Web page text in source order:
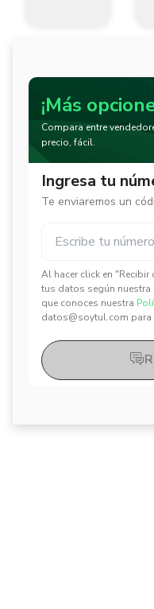
¡Más
Compara entre
precio, fácil.
Ingresa tu
Te enviaremos un
Al hacer click en "Recibir
tus datos según nuestra
que conoces nuestra
datos@soytul.com